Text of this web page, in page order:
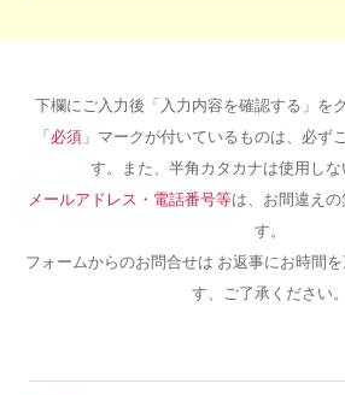
下欄にご入力後「入力内容を確認する」を
「必須 」マークが付いているものは、必ず
す。また、半角カタカナは使用しな
メールアドレス・電話番号等は、お間違え
す。
フォームからのお問合せは お返事にお時間
す、ご了承ください。